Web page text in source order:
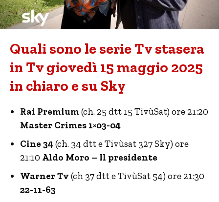
Quali sono le serie Tv stasera
in Tv giovedì 15 maggio 2025
in chiaro e su Sky
Rai Premium(ch. 25 dtt 15 TivùSat) ore 21:20
Master Crimes 1×03-04
Cine 34(ch. 34 dtt e Tivùsat 327 Sky) ore
21:10 Aldo Moro – Il presidente
Warner Tv (ch 37 dtt e TivùSat 54) ore 21:30
22-11-63